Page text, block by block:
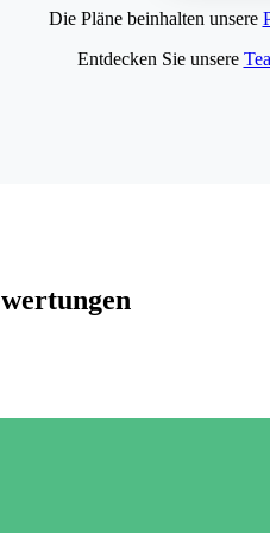
Die Pläne beinhalten unsere
Entdecken Sie unsere